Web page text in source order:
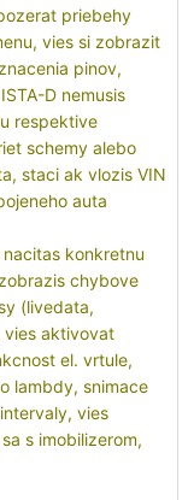
priebehy
vies si zobrazit
pinov,
D nemusis
respektive
schemy alebo
staci ak vlozis VIN
auta
konkretnu
chybove
(livedata,
aktivovat
el. vrtule,
lambdy, snimace
vies
s imobilizerom,